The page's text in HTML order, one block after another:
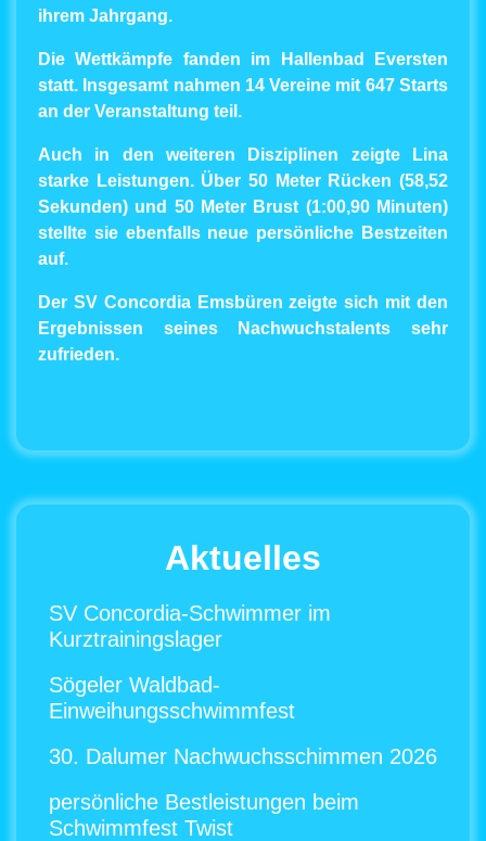
ihrem Jahrgang.
Die Wettkämpfe fanden im Hallenbad Eversten
statt. Insgesamt nahmen 14 Vereine mit 647 Starts
an der Veranstaltung teil.
Auch in den weiteren Disziplinen zeigte Lina
starke Leistungen. Über 50 Meter Rücken (58,52
Sekunden) und 50 Meter Brust (1:00,90 Minuten)
stellte sie ebenfalls neue persönliche Bestzeiten
auf.
Der SV Concordia Emsbüren zeigte sich mit den
Ergebnissen seines Nachwuchstalents sehr
zufrieden.
Aktuelles
SV Concordia-Schwimmer im
Kurztrainingslager
Sögeler Waldbad-
Einweihungsschwimmfest
30. Dalumer Nachwuchsschimmen 2026
persönliche Bestleistungen beim
Schwimmfest Twist